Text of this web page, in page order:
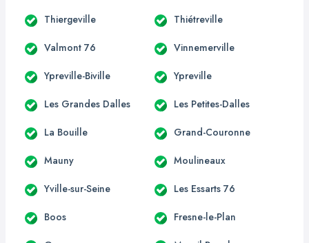
Thiergeville Thiétreville
Valmont 76 Vinnemerville
Ypreville-Biville Ypreville
Les Grandes Dalles Les Petites-Dalles
La Bouille Grand-Couronne
Mauny Moulineaux
Yville-sur-Seine Les Essarts 76
Boos Fresne-le-Plan